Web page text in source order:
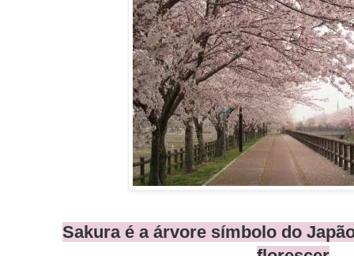
Sakura é a árvore símbolo do